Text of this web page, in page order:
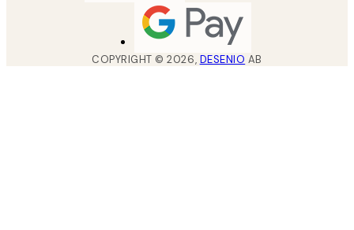
COPYRIGHT ©2026, DESENIO AB